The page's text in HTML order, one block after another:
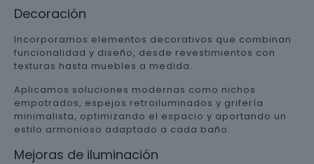
Decoración
Incorporamos elementos decorativos que combinan
funcionalidad y diseño, desde revestimientos con
texturas hasta muebles a medida.
Aplicamos soluciones modernas como nichos
empotrados, espejos retroiluminados y grifería
minimalista, optimizando el espacio y aportando un
estilo armonioso adaptado a cada baño.
Mejoras de iluminación